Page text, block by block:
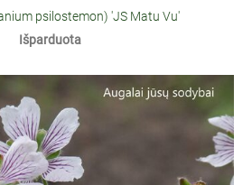
psilostemon) 'JS Matu Vu'
Išparduota